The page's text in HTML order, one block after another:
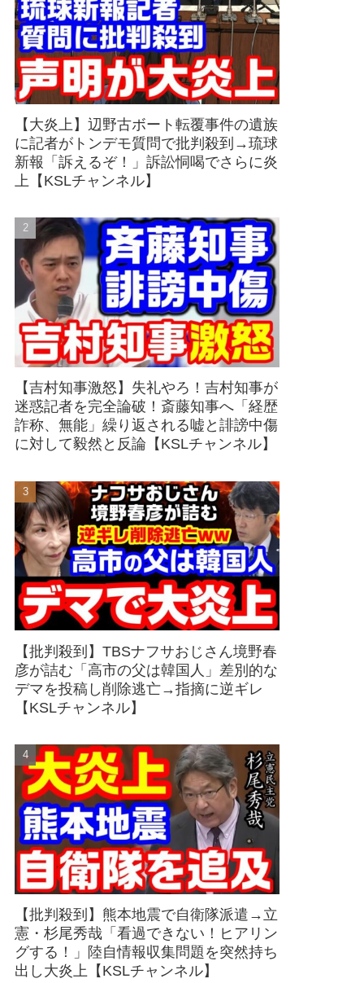
【大炎上】辺野古ボート転覆事件の遺族
に記者がトンデモ質問で批判殺到→琉球
新報「訴えるぞ！」訴訟恫喝でさらに炎
上【KSLチャンネル】
【吉村知事激怒】失礼やろ！吉村知事が
迷惑記者を完全論破！斎藤知事へ「経歴
詐称、無能」繰り返される嘘と誹謗中傷
に対して毅然と反論【KSLチャンネル】
【批判殺到】TBSナフサおじさん境野春
彦が詰む「高市の父は韓国人」差別的な
デマを投稿し削除逃亡→指摘に逆ギレ
【KSLチャンネル】
【批判殺到】熊本地震で自衛隊派遣→立
憲・杉尾秀哉「看過できない！ヒアリン
グする！」陸自情報収集問題を突然持ち
出し大炎上【KSLチャンネル】